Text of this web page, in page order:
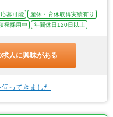
募可能
産休・育休取得実績有り
極採用中 年間休日120日以上
求人に興味がある
ってきました